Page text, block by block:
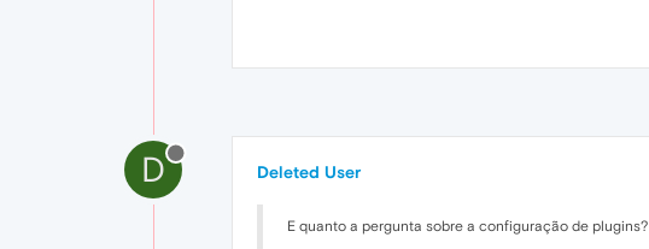
D Deleted User
E quanto a pergunta sobre a configuração de plugins?